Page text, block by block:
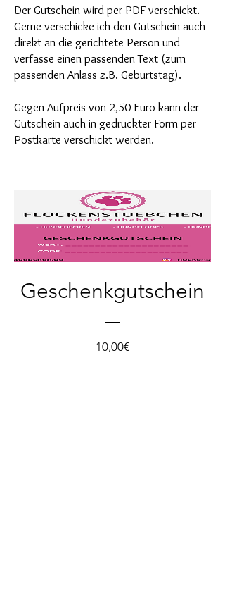
Der Gutschein wird per PDF verschickt.
Gerne verschicke ich den Gutschein auch
direkt an die gerichtete Person und
verfasse einen passenden Text (zum
passenden Anlass z.B. Geburtstag).
Gegen Aufpreis von 2,50 Euro kann der
Gutschein auch in gedruckter Form per
Postkarte verschickt werden.
Geschenkgutschein
10,00€Preis